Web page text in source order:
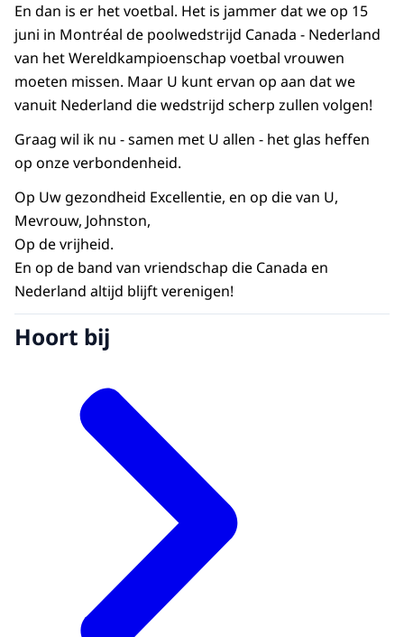
En dan is er het voetbal. Het is jammer dat we op 15
juni in Montréal de poolwedstrijd Canada - Nederland
van het Wereldkampioenschap voetbal vrouwen
moeten missen. Maar U kunt ervan op aan dat we
vanuit Nederland die wedstrijd scherp zullen volgen!
Graag wil ik nu - samen met U allen - het glas heffen
op onze verbondenheid.
Op Uw gezondheid Excellentie, en op die van U,
Mevrouw, Johnston,
Op de vrijheid.
En op de band van vriendschap die Canada en
Nederland altijd blijft verenigen!
Hoort bij